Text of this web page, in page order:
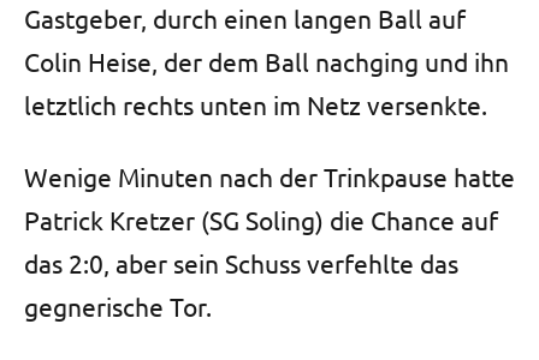
Gastgeber, durch einen langen Ball auf
Colin Heise, der dem Ball nachging und ihn
letztlich rechts unten im Netz versenkte.
Wenige Minuten nach der Trinkpause hatte
Patrick Kretzer (SG Soling) die Chance auf
das 2:0, aber sein Schuss verfehlte das
gegnerische Tor.